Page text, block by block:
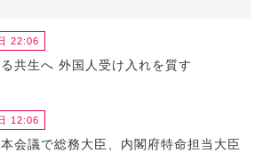
22:06
共生へ 外国人受け入れを質す
12:06
会議で総務大臣、内閣府特命担当大臣